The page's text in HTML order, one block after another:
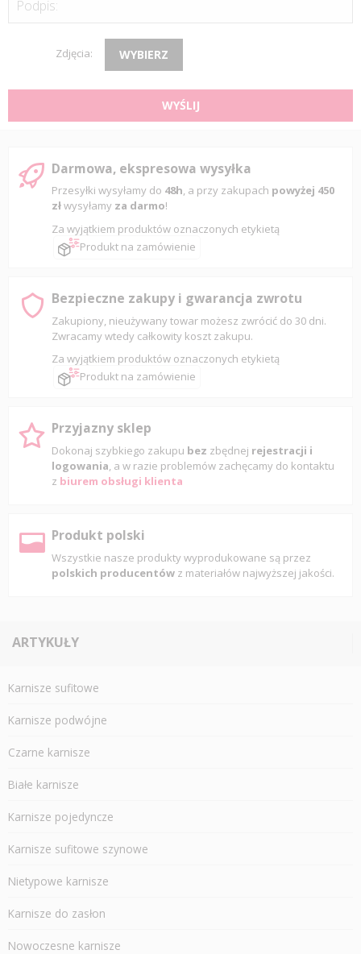
Podpis:
Zdjęcia: WYBIERZ
WYŚLIJ
Darmowa, ekspresowa wysyłka
Przesyłki wysyłamy do 48h, a przy zakupach powyżej 450
złwysyłamy za darmo!
Za wyjątkiem produktów oznaczonych etykietą
Produkt na zamówienie
Bezpieczne zakupy i gwarancja zwrotu
Zakupiony, nieużywany towar możesz zwrócić do 30 dni.
Zwracamy wtedy całkowity koszt zakupu.
Za wyjątkiem produktów oznaczonych etykietą
Produkt na zamówienie
Przyjazny sklep
Dokonaj szybkiego zakupu bez zbędnej rejestracji i
logowania , a w razie problemów zachęcamy do kontaktu
z biurem obsługi klienta
Produkt polski
Wszystkie nasze produkty wyprodukowane są przez
polskich producentów z materiałów najwyższej jakości.
ARTYKUŁY
Karnisze sufitowe
Karnisze podwójne
Czarne karnisze
Białe karnisze
Karnisze pojedyncze
Karnisze sufitowe szynowe
Nietypowe karnisze
Karnisze do zasłon
Nowoczesne karnisze